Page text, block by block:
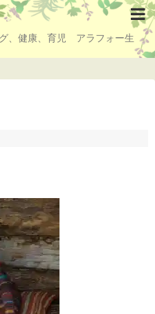
、健康、育児 アラフォー生